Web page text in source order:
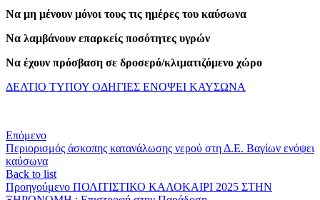
Να μη μένουν μόνοι τους τις ημέρες του καύσωνα
Να λαμβάνουν επαρκείς ποσότητες υγρών
Να έχουν πρόσβαση σε δροσερό/κλιματιζόμενο χώρο
ΔΕΛΤΙΟ ΤΥΠΟΥ ΟΔΗΓΙΕΣ ΕΝΟΨΕΙ ΚΑΥΣΩΝΑ
Επόμενο
Περιορισμός άσκοπης κατανάλωσης νερού στη Δ.Ε. Βαγίων ενόψει
καύσωνα
Back to list
Προηγούμενο ΠΟΛΙΤΙΣΤΙΚΟ ΚΑΛΟΚΑΙΡΙ 2025 ΣΤΗΝ